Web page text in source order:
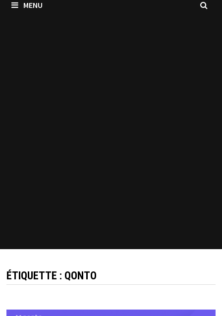
MENU
ÉTIQUETTE : QONTO